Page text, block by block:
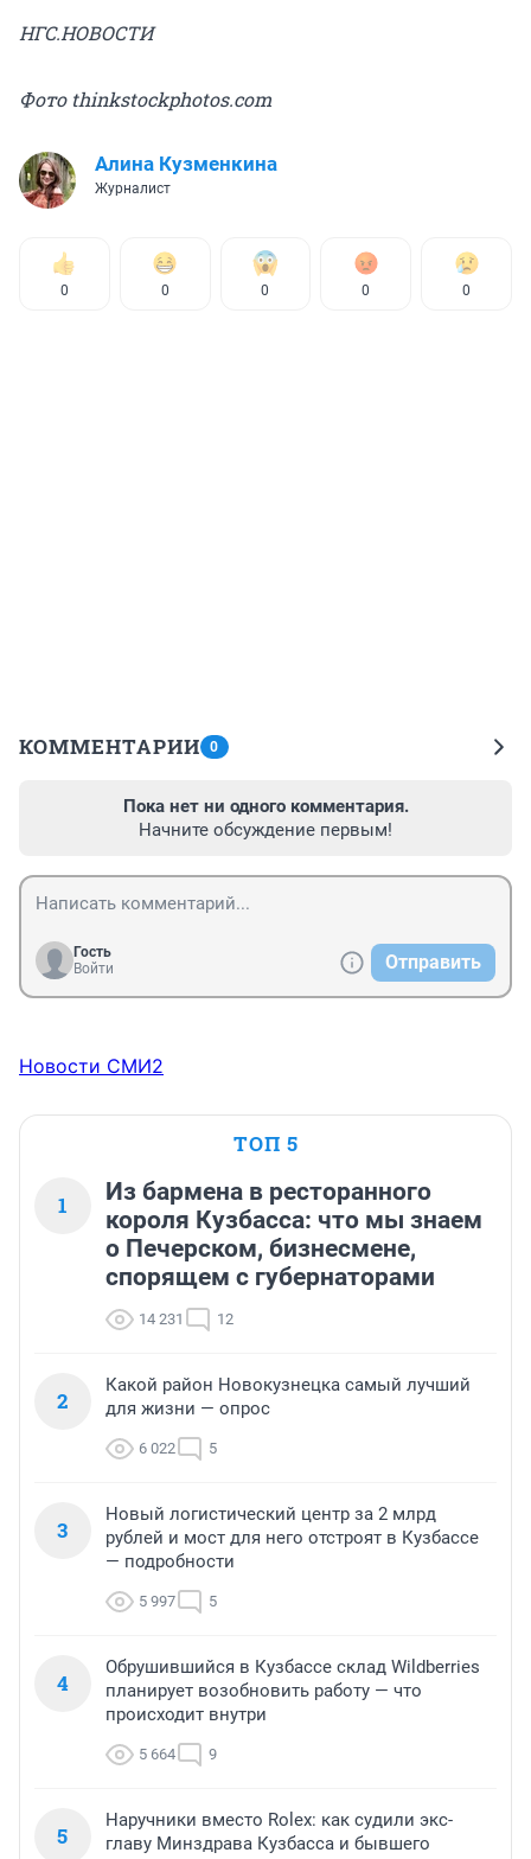
НГС.НОВОСТИ
Фото thinkstockphotos.com
Алина Кузменкина
Журналист
0 0 0 0 0
КОММЕНТАРИИ 0
Пока нет ни одного комментария.
Начните обсуждение первым!
Гость
Войти
Отправить
Новости СМИ2
ТОП 5
1
Из бармена в ресторанного
короля Кузбасса: что мы знаем
о Печерском, бизнесмене,
спорящем с губернаторами
14 231 12
2
Какой район Новокузнецка самый лучший
для жизни — опрос
6 022 5
3
Новый логистический центр за 2 млрд
рублей и мост для него отстроят в Кузбассе
— подробности
5 997 5
4
Обрушившийся в Кузбассе склад Wildberries
планирует возобновить работу — что
происходит внутри
5 664 9
5
Наручники вместо Rolex: как судили экс-
главу Минздрава Кузбасса и бывшего